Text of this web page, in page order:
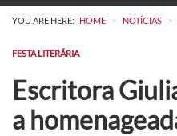
YOU ARE HERE: HOME > NOTÍCIAS >
FESTA LITERÁRIA
Escritora
a